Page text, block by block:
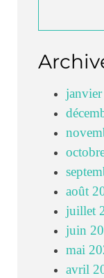
août
juillet
juin
mai
avril